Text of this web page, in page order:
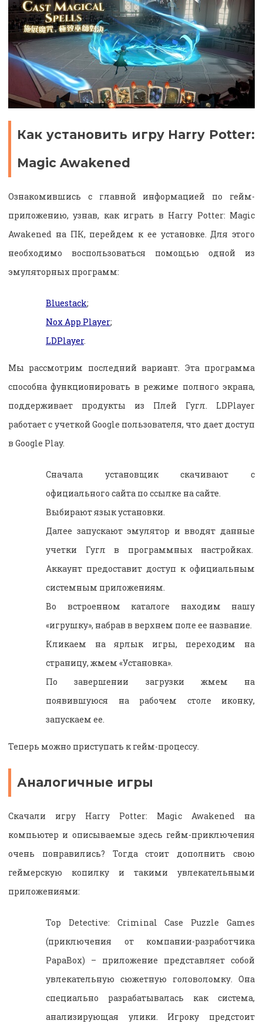
Как установить игру Harry Potter:
Magic Awakened
Ознакомившись с главной информацией по гейм-
приложению, узнав, как играть в Harry Potter: Magic
Awakened на ПК, перейдем к ее установке. Для этого
необходимо воспользоваться помощью одной из
эмуляторных программ:
Bluestack;
Nox App Player;
LDPlayer.
Мы рассмотрим последний вариант. Эта программа
способна функционировать в режиме полного экрана,
поддерживает продукты из Плей Гугл. LDPlayer
работает с учеткой Google пользователя, что дает доступ
в Google Play.
Сначала установщик скачивают с
официального сайта по ссылке на сайте.
Выбирают язык установки.
Далее запускают эмулятор и вводят данные
учетки Гугл в программных настройках.
Аккаунт предоставит доступ к официальным
системным приложениям.
Во встроенном каталоге находим нашу
«игрушку», набрав в верхнем поле ее название.
Кликаем на ярлык игры, переходим на
страницу, жмем «Установка».
По завершении загрузки жмем на
появившуюся на рабочем столе иконку,
запускаем ее.
Теперь можно приступать к гейм-процессу.
Аналогичные игры
Скачали игру Harry Potter: Magic Awakened на
компьютер и описываемые здесь гейм-приключения
очень понравились? Тогда стоит дополнить свою
геймерскую копилку и такими увлекательными
приложениями:
Top Detective: Criminal Case Puzzle Games
(приключения от компании-разработчика
PapaBox) – приложение представляет собой
увлекательную сюжетную головоломку. Она
специально разрабатывалась как система,
анализирующая улики. Игроку предстоит